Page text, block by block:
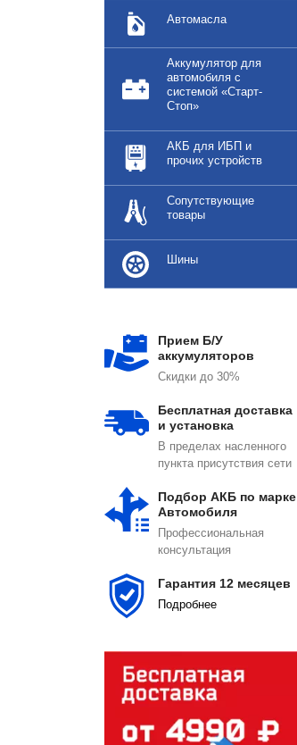
Автомасла
Аккумулятор для
автомобиля с
системой «Старт-
Стоп»
АКБ для ИБП и
прочих устройств
Сопутствующие
товары
Шины
Прием Б/У
аккумуляторов
Скидки до 30%
Бесплатная доставка
и установка
В пределах насленного
пункта присутствия сети
Подбор АКБ по марке
Автомобиля
Профессиональная
консультация
Гарантия 12 месяцев
Подробнеe